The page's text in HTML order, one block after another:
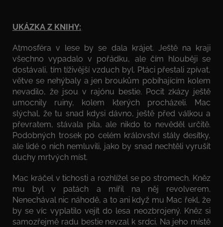
UKÁZKA Z KNIHY:
Atmosféra v lese by se dala krájet. Ještě na kraji
všechno vypadalo v pořádku, ale čím hlouběji se
dostávali, tím tíživější vzduch byl. Ptáci přestali zpívat,
větve se nehýbaly a jen broukům pobíhajícím kolem
nevadilo, že jsou v rajónu bestie. Pocit zkázy ještě
umocnily ruiny, kolem kterých procházeli. Mac
slýchal, že tu snad kdysi dávno, ještě před válkou a
převratem, stávala pila, ale nikdo to nevěděl určitě.
Podobných trosek po celém království stály desítky,
ale lidé o nich nemluvili, jako by snad nechtěli vyrušit
duchy mrtvých míst.
Mac kráčel v tichosti a rozhlížel se po stromech. Kněz
mu byl v patách a mířil na něj revolverem.
Nenechával nic náhodě, a to ani když mu Mac řekl, že
by se víc vyplatilo vejít do lesa neozbrojený. Kněz si
samozřejmě radu bestie nevzal k srdci. Na jeho místě